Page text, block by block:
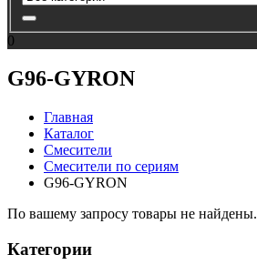
0
G96-GYRON
Главная
Каталог
Смесители
Смесители по сериям
G96-GYRON
По вашему запросу товары не найдены.
Категории